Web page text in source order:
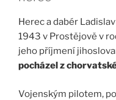
Herec a dabér
1943 v Prostějově v
jeho příjmení
pocházel z
Vojenským pilotem,